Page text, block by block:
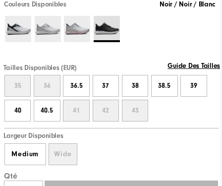
Couleurs Disponibles Noir / Noir / Blanc
Tailles Disponibles (EUR) Guide Des Tailles
35 36 36.5 37 38 38.5 39
40 40.5 41 42 43
Largeur Disponibles
Medium Wide
Qté